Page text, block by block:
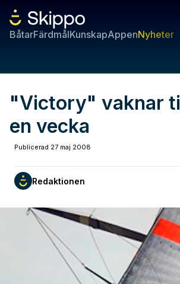
BåtarFärdmålKunskapAppenNyheter
"Victory" vaknar
en vecka
Publicerad 27 maj 2008
Redaktionen